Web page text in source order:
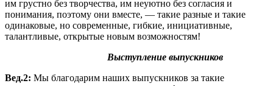
им грустно без творчества, им неуютно без согласия и
понимания, поэтому они вместе, — такие разные и такие
одинаковые, но современные, гибкие, инициативные,
талантливые, открытые новым возможностям!
Выступление выпускников
Вед.2: Мы благодарим наших выпускников за такие